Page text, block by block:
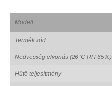
Modell
Termék kód
Nedvesség elvonás (26°C RH 65%)
Hűtő teljesítmény